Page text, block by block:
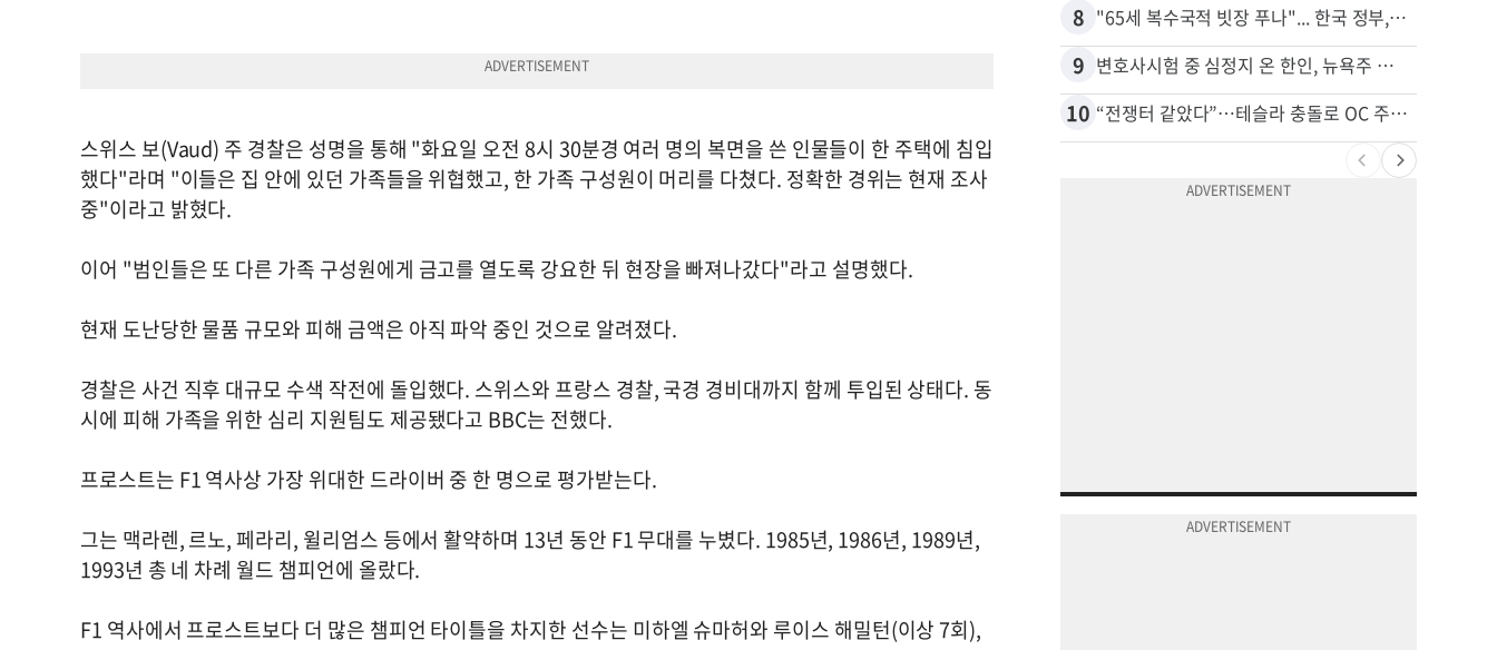
스위스 보(Vaud) 주 경찰은 성명을 통해 "화요일 오전 8시 30분경 여러 명의 복면을 쓴 인물들이 한 주택에 침입
했다"라며 "이들은 집 안에 있던 가족들을 위협했고, 한 가족 구성원이 머리를 다쳤다. 정확한 경위는 현재 조사
중"이라고 밝혔다.
이어 "범인들은 또 다른 가족 구성원에게 금고를 열도록 강요한 뒤 현장을 빠져나갔다"라고 설명했다.
현재 도난당한 물품 규모와 피해 금액은 아직 파악 중인 것으로 알려졌다.
경찰은 사건 직후 대규모 수색 작전에 돌입했다. 스위스와 프랑스 경찰, 국경 경비대까지 함께 투입된 상태다. 동
시에 피해 가족을 위한 심리 지원팀도 제공됐다고 BBC는 전했다.
프로스트는 F1 역사상 가장 위대한 드라이버 중 한 명으로 평가받는다.
그는 맥라렌, 르노, 페라리, 윌리엄스 등에서 활약하며 13년 동안 F1 무대를 누볐다. 1985년, 1986년, 1989년,
1993년 총 네 차례 월드 챔피언에 올랐다.
F1 역사에서 프로스트보다 더 많은 챔피언 타이틀을 차지한 선수는 미하엘 슈마허와 루이스 해밀턴(이상 7회),
8 "65세 복수국적 빗장 푸나"... 한국 정부, 연령 완화 전면 추진
9 변호사시험 중 심정지 온 한인, 뉴욕주 제소
10 “전쟁터 같았다”…테슬라 충돌로 OC 주택 4채 파손